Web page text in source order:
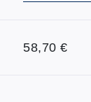
58,70 €